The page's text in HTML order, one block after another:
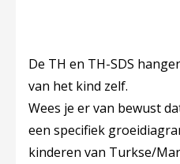
De TH en TH-SDS
van het kind zelf.
Wees je er van bewust
een specifiek
kinderen van Turkse/